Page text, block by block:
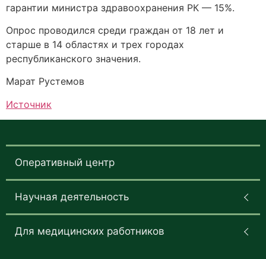
гарантии министра здравоохранения РК — 15%.
Опрос проводился среди граждан от 18 лет и
старше в 14 областях и трех городах
республиканского значения.
Марат Рустемов
Источник
Оперативный центр
Научная деятельность
Для медицинских работников